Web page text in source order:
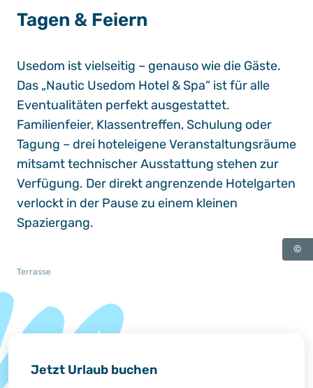
Tagen & Feiern
Usedom ist vielseitig – genauso wie die Gäste.
Das „Nautic Usedom Hotel & Spa“ ist für alle
Eventualitäten perfekt ausgestattet.
Familienfeier, Klassentreffen, Schulung oder
Tagung – drei hoteleigene Veranstaltungsräume
mitsamt technischer Ausstattung stehen zur
Verfügung. Der direkt angrenzende Hotelgarten
verlockt in der Pause zu einem kleinen
Spaziergang.
©
Terrasse
Jetzt Urlaub buchen